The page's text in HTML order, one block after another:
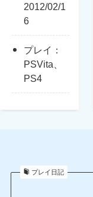
2012/02/1
6
プレイ：
PSVita、
PS4
プレイ日記